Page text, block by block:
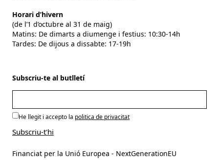
Horari d’hivern
(de l’1 d’octubre al 31 de maig)
Matins: De dimarts a diumenge i festius: 10:30-14h
Tardes: De dijous a dissabte: 17-19h
Subscriu-te al butlletí
He llegit i accepto la politica de privacitat
Financiat per la Unió Europea - NextGenerationEU